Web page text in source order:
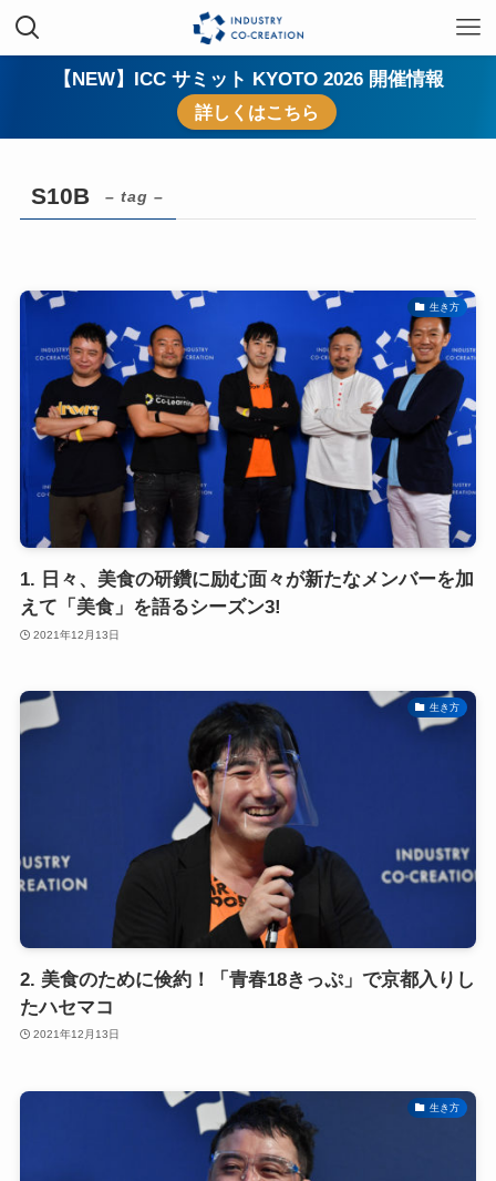
【NEW】ICC サミット KYOTO 2026 開催情報
詳しくはこちら
S10B – tag –
生き方
1. 日々、美食の研鑽に励む面々が新たなメンバーを加
えて「美食」を語るシーズン3!
2021年12月13日
生き方
2. 美食のために倹約！「青春18きっぷ」で京都入りし
たハセマコ
2021年12月13日
生き方